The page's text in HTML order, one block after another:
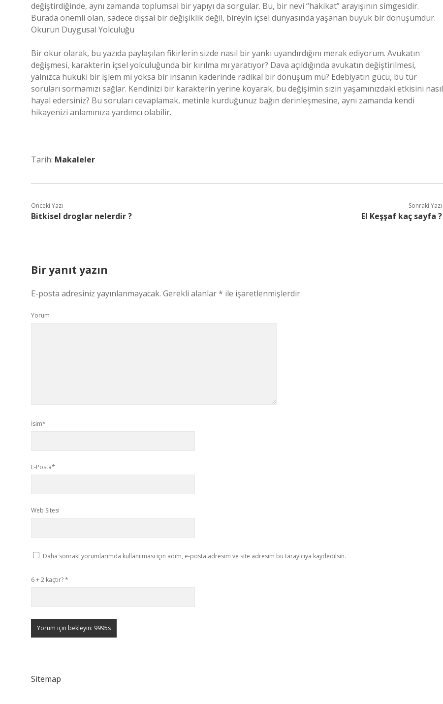
değiştirdiğinde, aynı zamanda toplumsal bir yapıyı da sorgular. Bu, bir nevi “hakikat” arayışının simgesidir.
Burada önemli olan, sadece dışsal bir değişiklik değil, bireyin içsel dünyasında yaşanan büyük bir dönüşümdür.
Okurun Duygusal Yolculuğu
Bir okur olarak, bu yazıda paylaşılan fikirlerin sizde nasıl bir yankı uyandırdığını merak ediyorum. Avukatın
değişmesi, karakterin içsel yolculuğunda bir kırılma mı yaratıyor? Dava açıldığında avukatın değiştirilmesi,
yalnızca hukuki bir işlem mi yoksa bir insanın kaderinde radikal bir dönüşüm mü? Edebiyatın gücü, bu tür
soruları sormamızı sağlar. Kendinizi bir karakterin yerine koyarak, bu değişimin sizin yaşamınızdaki etkisini nasıl
hayal edersiniz? Bu soruları cevaplamak, metinle kurduğunuz bağın derinleşmesine, aynı zamanda kendi
hikayenizi anlamınıza yardımcı olabilir.
Tarih: Makaleler
Önceki Yazı
Bitkisel droglar nelerdir ?
Sonraki Yazı
El Keşşaf kaç sayfa ?
Bir yanıt yazın
E-posta adresiniz yayınlanmayacak. Gerekli alanlar* ile işaretlenmişlerdir
Yorum
İsim*
E-Posta*
Web Sitesi
Daha sonraki yorumlarımda kullanılması için adım, e-posta adresim ve site adresim bu tarayıcıya kaydedilsin.
6 + 2 kaçtır?*
Sitemap